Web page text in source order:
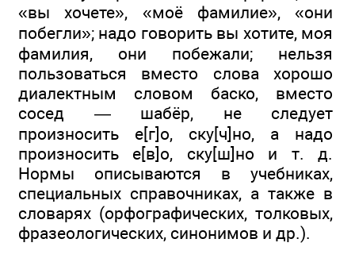
«вы хочете», «моё фамилие», «они
побегли»; надо говорить вы хотите, моя
фамилия, они побежали; нельзя
пользоваться вместо слова хорошо
диалектным словом баско, вместо
сосед — шабёр, не следует
произносить е[г]о, ску[ч]но, а надо
произносить е[в]о, ску[ш]но и т. д.
Нормы описываются в учебниках,
специальных справочниках, а также в
словарях (орфографических, толковых,
фразеологических, синонимов и др.).